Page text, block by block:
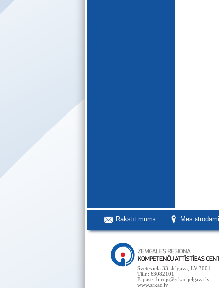
Rakstīt mums Mēs
Svētes iela 33, Jelgava, LV-3001
Tālr.: 63082101
E-pasts: birojs@zrkac.jelgava.lv
www.zrkac.lv